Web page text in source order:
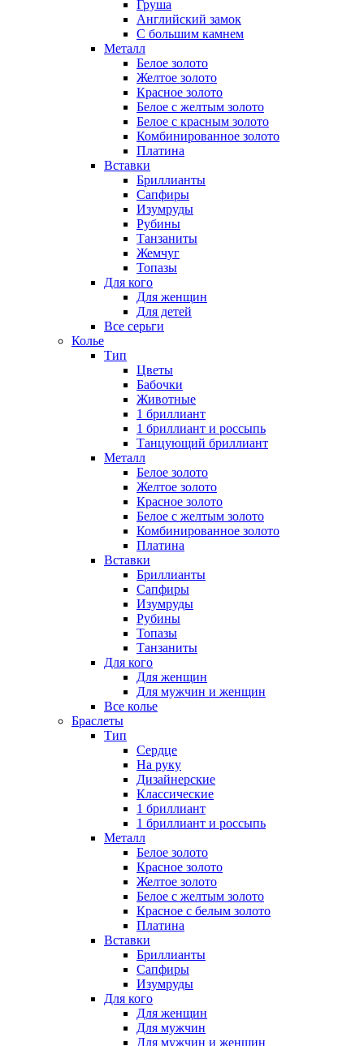
Груша
Английский замок
С большим камнем
Металл
Белое золото
Желтое золото
Красное золото
Белое с желтым золото
Белое с красным золото
Комбинированное золото
Платина
Вставки
Бриллианты
Сапфиры
Изумруды
Рубины
Танзаниты
Жемчуг
Топазы
Для кого
Для женщин
Для детей
Все серьги
Колье
Тип
Цветы
Бабочки
Животные
1 бриллиант
1 бриллиант и россыпь
Танцующий бриллиант
Металл
Белое золото
Желтое золото
Красное золото
Белое с желтым золото
Комбинированное золото
Платина
Вставки
Бриллианты
Сапфиры
Изумруды
Рубины
Топазы
Танзаниты
Для кого
Для женщин
Для мужчин и женщин
Все колье
Браслеты
Тип
Сердце
На руку
Дизайнерские
Классические
1 бриллиант
1 бриллиант и россыпь
Металл
Белое золото
Красное золото
Желтое золото
Белое с желтым золото
Красное с белым золото
Платина
Вставки
Бриллианты
Сапфиры
Изумруды
Для кого
Для женщин
Для мужчин
Для мужчин и женщин